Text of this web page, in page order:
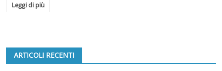
Leggi di più
ARTICOLI RECENTI